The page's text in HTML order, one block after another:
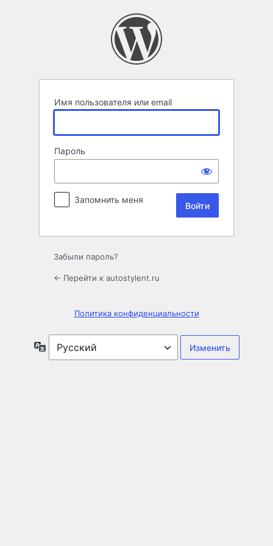
Имя пользователя или email
Пароль
Запомнить меня
Забыли пароль?
← Перейти к autostylent.ru
Политика конфиденциальности
Язык